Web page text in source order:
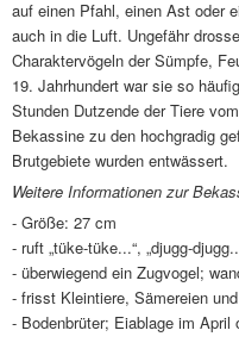
auf einen Pfahl, einen Ast oder
auch in die Luft. Ungefähr
Charaktervögeln der Sümpfe,
19. Jahrhundert war sie so
Stunden Dutzende der Tiere
Bekassine zu den hochgradig
Brutgebiete wurden entwässert.
Weitere Informationen zur
- Größe: 27 cm
- ruft „tüke-tüke...“, „djugg-
- überwiegend ein Zugvogel;
- frisst Kleintiere, Sämereien
- Bodenbrüter; Eiablage im April